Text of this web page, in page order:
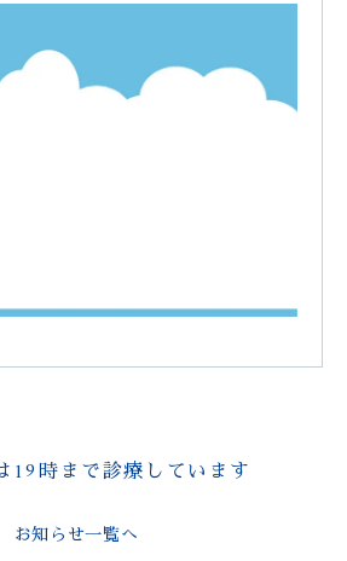
19時まで診療しています
お知らせ一覧へ